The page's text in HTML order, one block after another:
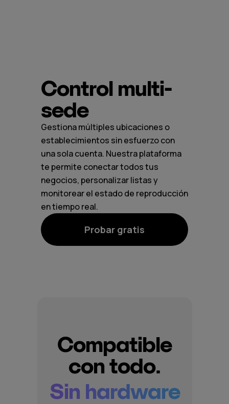
Control multi-
sede
Gestiona múltiples ubicaciones o
establecimientos sin esfuerzo con
una sola cuenta. Nuestra plataforma
te permite conectar todos tus
negocios, personalizar listas y
monitorear el estado de reproducción
en tiempo real.
Probar gratis
Sin hardware
Compatible
con todo.